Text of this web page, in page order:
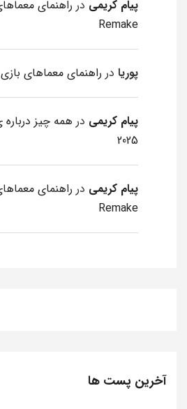
پیام کریمی در
Remake
پوریا در راهنمای معماهای بازی Silent Hill 2 Remake
پیام کریمی در
2025
پیام کریمی در
Remake
آخرین پست ها